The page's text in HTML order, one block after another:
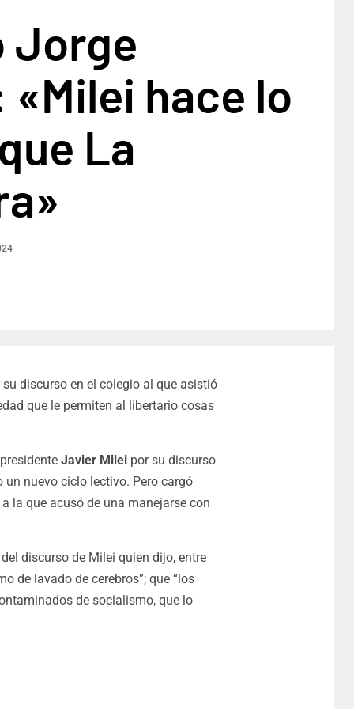
Jorge
hace lo
La
discurso en el colegio al que asistió
que le permiten al libertario cosas
Javier Mileipor su discurso
nuevo ciclo lectivo. Perocargó
la que acusó de una manejarse con
discurso de Milei quien dijo, entre
de lavado de cerebros”; que “los
de socialismo, que lo